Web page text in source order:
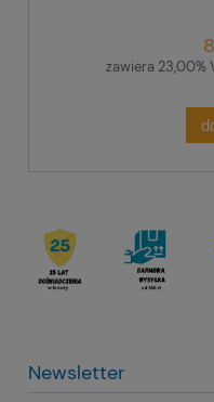
zawiera 23,00%
Newsletter